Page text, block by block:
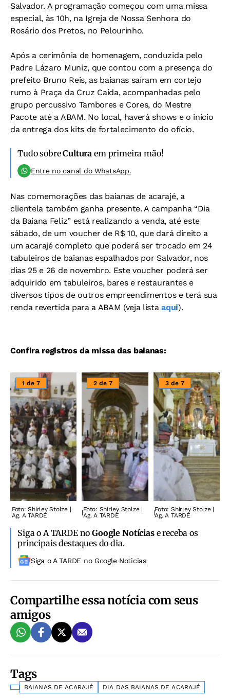
Salvador. A programação começou com uma missa
especial, às 10h, na Igreja de Nossa Senhora do
Rosário dos Pretos, no Pelourinho.
Após a cerimônia de homenagem, conduzida pelo
Padre Lázaro Muniz, que contou com a presença do
prefeito Bruno Reis, as baianas saíram em cortejo
rumo à Praça da Cruz Caída, acompanhadas pelo
grupo percussivo Tambores e Cores, do Mestre
Pacote até a ABAM. No local, haverá shows e o início
da entrega dos kits de fortalecimento do ofício.
Tudo sobreCultura em primeira mão!
Entre no canal do WhatsApp.
Nas comemorações das baianas de acarajé, a
clientela também ganha presente. A campanha “Dia
da Baiana Feliz” está realizando a venda, até este
sábado, de um voucher de R$ 10, que dará direito a
um acarajé completo que poderá ser trocado em 24
tabuleiros de baianas espalhados por Salvador, nos
dias 25 e 26 de novembro. Este voucher poderá ser
adquirido em tabuleiros, bares e restaurantes e
diversos tipos de outros empreendimentos e terá sua
renda revertida para a ABAM (veja listaaqui).
Confira registros da missa das baianas:
1 de 7
|Foto: Shirley Stolze |
Ag. A TARDE
2 de 7
|Foto: Shirley Stolze |
Ag. A TARDE
3 de 7
|Foto: Shirley Stolze |
Ag. A TARDE
Siga o A TARDE noGoogle Notíciase receba os
principais destaques do dia.
Siga o A TARDE no Google Noticias
Compartilhe essa notícia com seus
amigos
Tags
BAIANAS DE ACARAJÉ DIA DAS BAIANAS DE ACARAJÉ